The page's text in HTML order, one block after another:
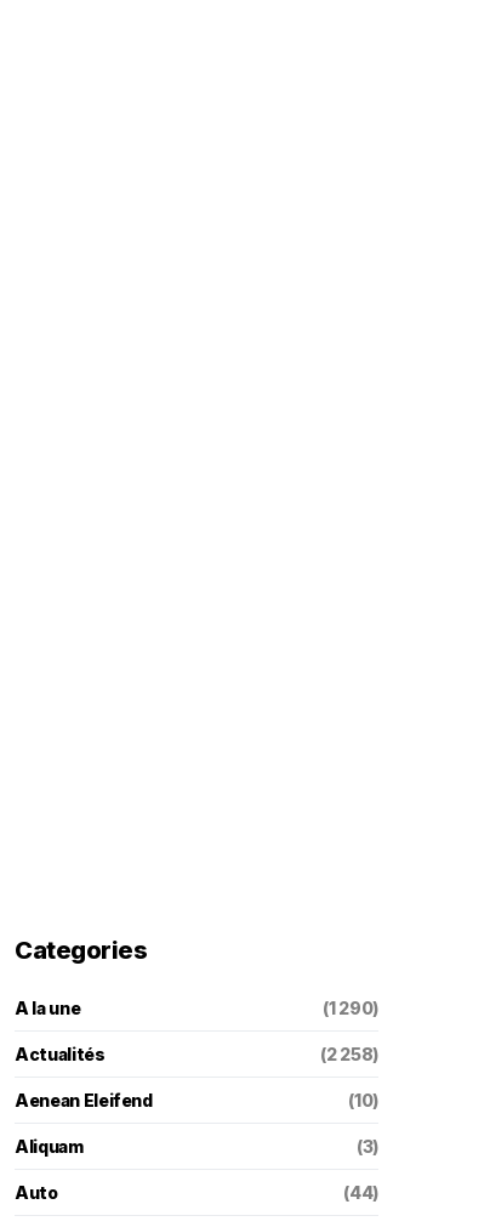
Categories
A la une (1 290)
Actualités (2 258)
Aenean Eleifend (10)
Aliquam (3)
Auto (44)